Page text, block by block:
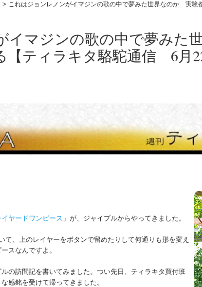
> これはジョンレノンがイマジンの歌の中で夢みた世界なのか 実験
イマジンの歌の中で夢みた
ティラキタ駱駝通信 6月
ヤードワンピース」 が、ジャイプルからやってきました。
、上のレイヤーをボタンで留めたりして何通りも形を変え
スなんですよ。
の訪問記を書いてみました。つい先日、ティラキタ買付班
感銘を受けて帰ってきました。